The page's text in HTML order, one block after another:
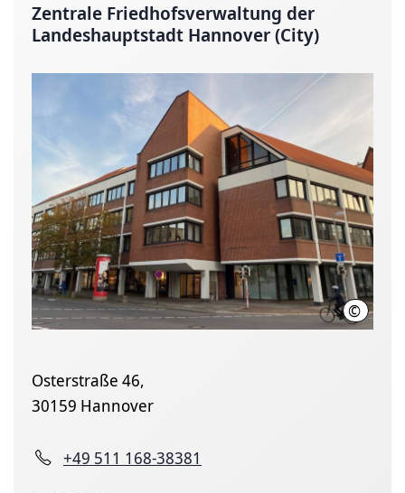
Zentrale Friedhofsverwaltung der
Landeshaupt­stadt Hannover (City)
© LHH
Osterstraße 46,
30159 Hannover
+49 511 168-38381